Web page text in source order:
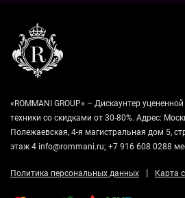
«ROMMANI GROUP» – Дискаунтер
техники со скидками от 30-80%. Адрес:
Полежаевская, 4-я магистральная дом 5,
этаж 4 info@rommani.ru; +7 916 608 0288
Политика персональных данных | Карта